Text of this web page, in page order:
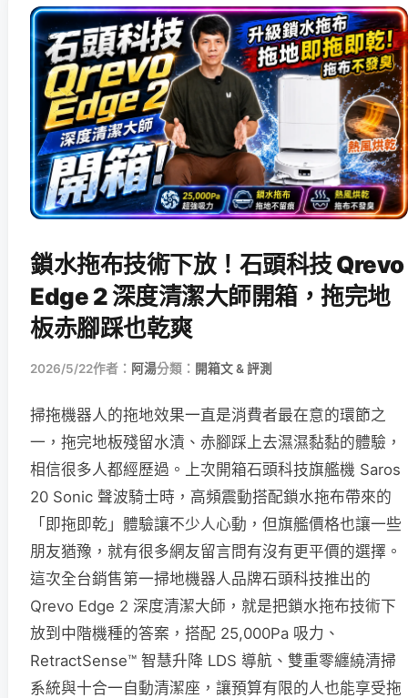
鎖水拖布技術下放！石頭科技 Qrevo
Edge 2 深度清潔大師開箱，拖完地
板赤腳踩也乾爽
2026/5/22作者： 阿湯分類： 開箱文 & 評測
掃拖機器人的拖地效果一直是消費者最在意的環節之
一，拖完地板殘留水漬、赤腳踩上去濕濕黏黏的體驗，
相信很多人都經歷過。上次開箱石頭科技旗艦機 Saros
20 Sonic 聲波騎士時，高頻震動搭配鎖水拖布帶來的
「即拖即乾」體驗讓不少人心動，但旗艦價格也讓一些
朋友猶豫，就有很多網友留言問有沒有更平價的選擇。
這次全台銷售第一掃地機器人品牌石頭科技推出的
Qrevo Edge 2 深度清潔大師，就是把鎖水拖布技術下
放到中階機種的答案，搭配 25,000Pa 吸力、
RetractSense™ 智慧升降 LDS 導航、雙重零纏繞清掃
系統與十合一自動清潔座，讓預算有限的人也能享受拖